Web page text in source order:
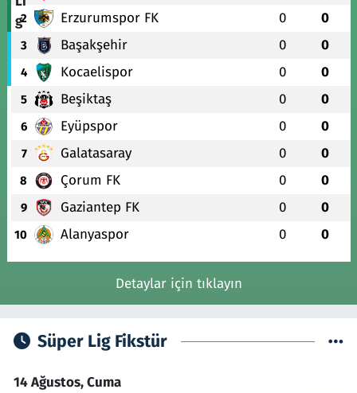
2 Erzurumspor FK 0 0
3 Başakşehir 0 0
4 Kocaelispor 0 0
5 Beşiktaş 0 0
6 Eyüpspor 0 0
7 Galatasaray 0 0
8 Çorum FK 0 0
9 Gaziantep FK 0 0
10 Alanyaspor 0 0
Detaylar için tıklayın
Süper Lig Fikstür
14 Ağustos, Cuma